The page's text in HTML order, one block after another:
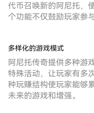
代币召唤新的阿尼托，
个功能不仅鼓励玩家参
多样化的游戏模式
阿尼托传奇提供多种游
特殊活动，让玩家有多
种玩赚结构使玩家能够
未来的游戏和增强。